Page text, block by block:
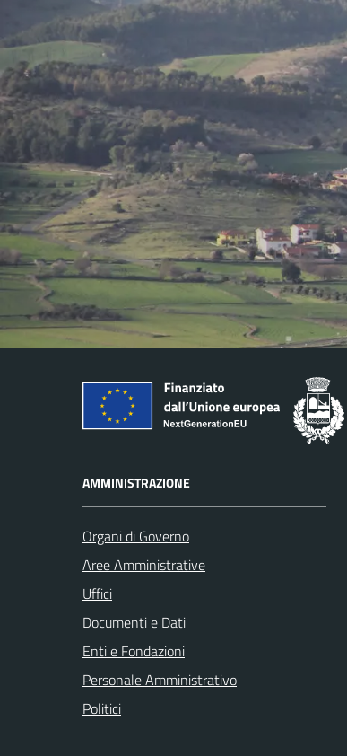
AMMINISTRAZIONE
Organi di Governo
Aree Amministrative
Uffici
Documenti e Dati
Enti e Fondazioni
Personale Amministrativo
Politici